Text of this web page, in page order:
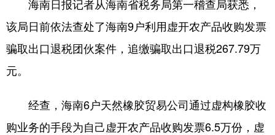
海南日报记者从海南省税务局第一稽查局获悉，
该局日前依法查处了海南9户利用虚开农产品收购发票
骗取出口退税团伙案件，追缴骗取出口退税267.79万
元。
经查，海南6户天然橡胶贸易公司通过虚构橡胶收
购业务的手段为自己虚开农产品收购发票6.5万份，虚